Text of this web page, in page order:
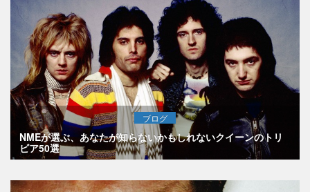
ブログ
NMEが選ぶ、あなたが知らないかもしれないクイーンのトリ
ビア50選